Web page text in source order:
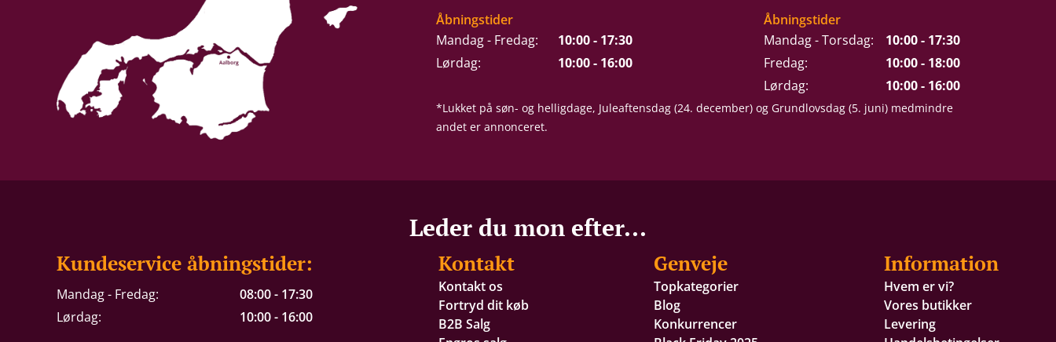
Åbningstider
Mandag - Fredag:
10:00 - 17:30
Lørdag:
10:00 - 16:00
Åbningstider
Mandag - Torsdag:
10:00 - 17:30
Fredag:
10:00 - 18:00
Lørdag:
10:00 - 16:00
*Lukket på søn- og helligdage, Juleaftensdag (24. december) og Grundlovsdag (5. juni) medmindre
andet er annonceret.
Leder du mon efter...
Kundeservice åbningstider:
Mandag - Fredag:
08:00 - 17:30
Lørdag:
10:00 - 16:00
Kontakt
Kontakt os
Fortryd dit køb
B2B Salg
Genveje
Topkategorier
Blog
Konkurrencer
Information
Hvem er vi?
Vores butikker
Levering